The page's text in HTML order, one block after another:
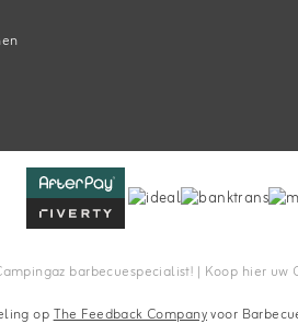
barbecuespecialist! | Koop hier
opThe Feedback Companyvoor